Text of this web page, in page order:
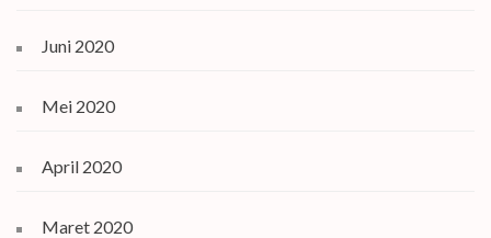
Juni 2020
Mei 2020
April 2020
Maret 2020